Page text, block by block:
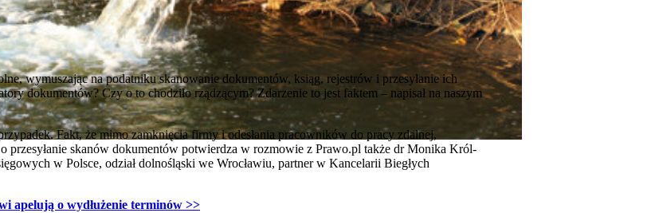
wymuszając na podatniku skanowanie dokumentów, ksiąg, rejestrów i przesyłanie ich
dokumentów? Czy o to chodziło rządzącym? Zdarzenie to jest faktem – napisał na naszym
Fakt, że mimo zamknięcia firmy i odesłania pracowników do pracy zdalnej,
przesyłanie skanów dokumentów potwierdza w rozmowie z Prawo.pl także dr Monika Król-
w Polsce, odział dolnośląski we Wrocławiu, partner w Kancelarii Biegłych
apelują o wydłużenie terminów >>